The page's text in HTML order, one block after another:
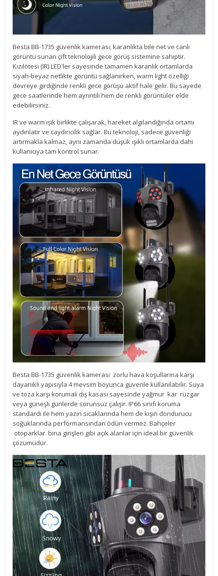
Besta BB-1735 güvenlik kamerası, karanlıkta bile net ve canlı
görüntü sunan çift teknolojili gece görüş sistemine sahiptir.
Kızılötesi (IR) LED'ler sayesinde tamamen karanlık ortamlarda
siyah-beyaz netlikte görüntü sağlanırken, warm light özelliği
devreye girdiğinde renkli gece görüşü aktif hale gelir. Bu sayede
gece saatlerinde hem ayrıntılı hem de renkli görüntüler elde
edebilirsiniz.
IR ve warm ışık birlikte çalışarak, hareket algılandığında ortamı
aydınlatır ve caydırıcılık sağlar. Bu teknoloji, sadece güvenliği
artırmakla kalmaz, aynı zamanda düşük ışıklı ortamlarda dahi
kullanıcıya tam kontrol sunar.
Besta BB-1735 güvenlik kamerası zorlu hava koşullarına karşı
dayanıklı yapısıyla 4 mevsim boyunca güvenle kullanılabilir. Suya
ve toza karşı korumalı dış kasası sayesinde yağmur kar rüzgar
veya güneşli günlerde sorunsuz çalışır. IP66 sınıfı koruma
standardı ile hem yazın sıcaklarında hem de kışın dondurucu
soğuklarında performansından ödün vermez. Bahçeler
otoparklar bina girişleri gibi açık alanlar için ideal bir güvenlik
çözümüdür.